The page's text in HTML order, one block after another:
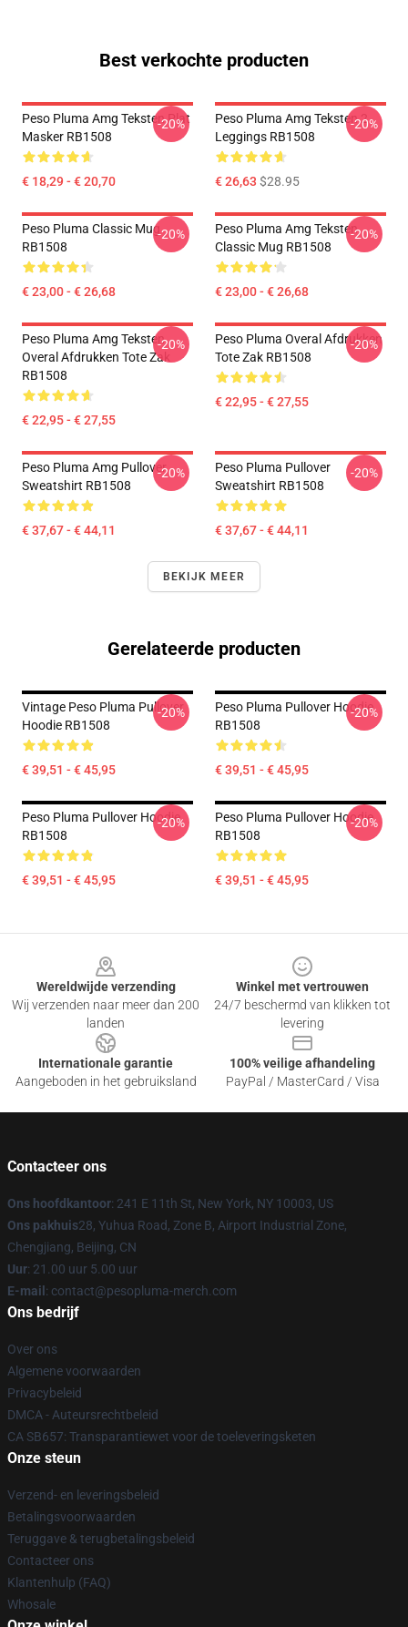
Best verkochte producten
Peso Pluma Amg Teksten Plat
Masker RB1508
€ 18,29 - € 20,70
-20%
Peso Pluma Amg Teksten 2
Leggings RB1508
€ 26,63 $28.95
-20%
Peso Pluma Classic Mug
RB1508
€ 23,00 - € 26,68
-20%
Peso Pluma Amg Teksten
Classic Mug RB1508
€ 23,00 - € 26,68
-20%
Peso Pluma Amg Teksten
Overal Afdrukken Tote Zak
RB1508
€ 22,95 - € 27,55
-20%
Peso Pluma Overal Afdrukken
Tote Zak RB1508
€ 22,95 - € 27,55
-20%
Peso Pluma Amg Pullover
Sweatshirt RB1508
€ 37,67 - € 44,11
-20%
Peso Pluma Pullover
Sweatshirt RB1508
€ 37,67 - € 44,11
-20%
BEKIJK MEER
Gerelateerde producten
Vintage Peso Pluma Pullover
Hoodie RB1508
€ 39,51 - € 45,95
-20%
Peso Pluma Pullover Hoodie
RB1508
€ 39,51 - € 45,95
-20%
Peso Pluma Pullover Hoodie
RB1508
€ 39,51 - € 45,95
-20%
Peso Pluma Pullover Hoodie
RB1508
€ 39,51 - € 45,95
-20%
Wereldwijde verzending
Wij verzenden naar meer dan 200
landen
Winkel met vertrouwen
24/7 beschermd van klikken tot
levering
Internationale garantie
Aangeboden in het gebruiksland
100% veilige afhandeling
PayPal / MasterCard / Visa
Contacteer ons
Ons hoofdkantoor: 241 E 11th St, New York, NY 10003, US
Ons pakhuis28, Yuhua Road, Zone B, Airport Industrial Zone,
Chengjiang, Beijing, CN
Uur: 21.00 uur 5.00 uur
E-mail : contact@pesopluma-merch.com
Ons bedrijf
Over ons
Algemene voorwaarden
Privacybeleid
DMCA - Auteursrechtbeleid
CA SB657: Transparantiewet voor de toeleveringsketen
Onze steun
Verzend- en leveringsbeleid
Betalingsvoorwaarden
Teruggave & terugbetalingsbeleid
Contacteer ons
Klantenhulp (FAQ)
Whosale